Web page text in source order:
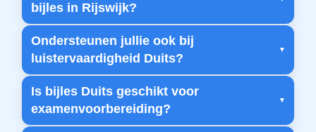
bijles in Rijswijk?
Ondersteunen jullie ook bij
luistervaardigheid Duits?
Is bijles Duits geschikt voor
examenvoorbereiding?